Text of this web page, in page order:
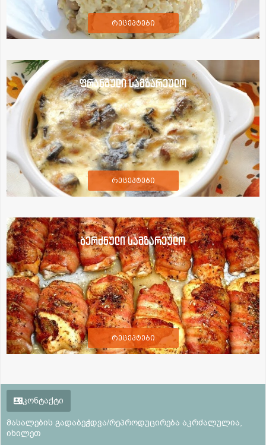
რეცეპტები
ფრანგული სამზარეულო
რეცეპტები
ბერძნული სამზარეულო
რეცეპტები
კონტაქტი
მასალების გადაბეჭდვა/რეპროდუცირება აკრძალულია,
იხილეთ